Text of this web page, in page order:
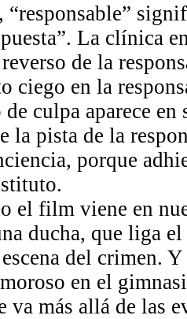
“responsable”
La clínica
reverso de la
ciego en la
culpa aparece
la pista de la
porque
el film viene en
ducha, que liga
del crimen.
en el
va más allá de las